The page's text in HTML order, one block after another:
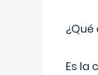
Es la